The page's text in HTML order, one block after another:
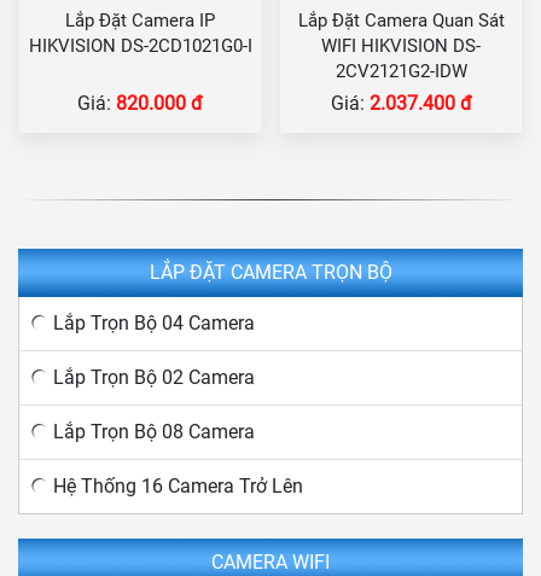
Lắp Đặt Camera IP
HIKVISION DS-2CD1021G0-I
Giá: 820.000 đ
Lắp Đặt Camera Quan Sát
WIFI HIKVISION DS-
2CV2121G2-IDW
Giá: 2.037.400 đ
LẮP ĐẶT CAMERA TRỌN BỘ
Lắp Trọn Bộ 04 Camera
Lắp Trọn Bộ 02 Camera
Lắp Trọn Bộ 08 Camera
Hệ Thống 16 Camera Trở Lên
CAMERA WIFI